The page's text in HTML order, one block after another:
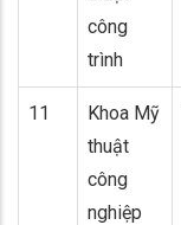
công
trình
11
Khoa Mỹ
thuật
công
nghiệp